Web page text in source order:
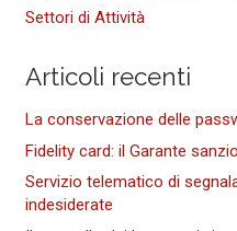
Settori di Attività
Articoli recenti
La conservazione delle
Fidelity card: il Garante
Servizio telematico di
indesiderate